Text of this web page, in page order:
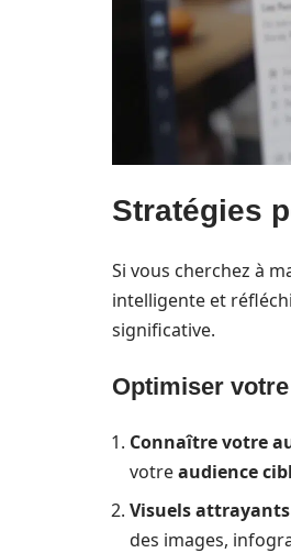
Stratégies
Si vous cherchez à
intelligente et
significative.
Optimiser
Connaître votre
votreaudience
Visuels attrayants
des images,